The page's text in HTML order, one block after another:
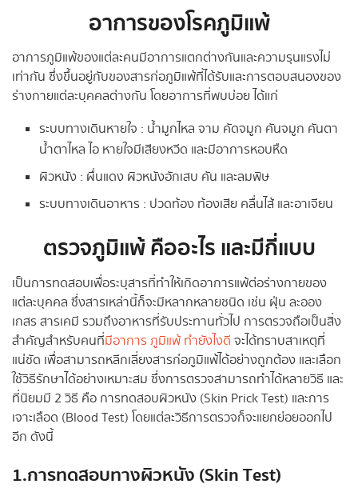
อาการของโรคภูมิแพ้
อาการภูมิแพ้ของแต่ละคนมีอาการแตกต่างกันและความรุนแรงไม่
เท่ากัน ซึ่งขึ้นอยู่กับของสารก่อภูมิแพ้ที่ได้รับและการตอบสนองของ
ร่างกายแต่ละบุคคลต่างกัน โดยอาการที่พบบ่อย ได้แก่
ระบบทางเดินหายใจ : น้ำมูกไหล จาม คัดจมูก คันจมูก คันตา
น้ำตาไหล ไอ หายใจมีเสียงหวีด และมีอาการหอบหืด
ผิวหนัง : ผื่นแดง ผิวหนังอักเสบ คัน และลมพิษ
ระบบทางเดินอาหาร : ปวดท้อง ท้องเสีย คลื่นไส้ และอาเจียน
ตรวจภูมิแพ้ คืออะไร และมีกี่แบบ
เป็นการทดสอบเพื่อระบุสารที่ทำให้เกิดอาการแพ้ต่อร่างกายของ
แต่ละบุคคล ซึ่งสารเหล่านี้ก็จะมีหลากหลายชนิด เช่น ฝุ่น ละออง
เกสร สารเคมี รวมถึงอาหารที่รับประทานทั่วไป การตรวจถือเป็นสิ่ง
สำคัญสำหรับคนที่มีอาการ ภูมิแพ้ ทำยังไงดี จะได้ทราบสาเหตุที่
แน่ชัด เพื่อสามารถหลีกเลี่ยงสารก่อภูมิแพ้ได้อย่างถูกต้อง และเลือก
ใช้วิธีรักษาได้อย่างเหมาะสม ซึ่งการตรวจสามารถทำได้หลายวิธี และ
ที่นิยมมี 2 วิธี คือ การทดสอบผิวหนัง (Skin Prick Test) และการ
เจาะเลือด (Blood Test) โดยแต่ละวิธีการตรวจก็จะแยกย่อยออกไป
อีก ดังนี้
1.การทดสอบทางผิวหนัง (Skin Test)